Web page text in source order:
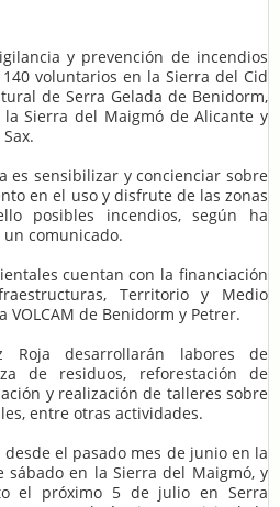
y prevención de incendios
voluntarios en la Sierra del Cid
de Serra Gelada de Benidorm,
Sierra del Maigmó de Alicante y
es sensibilizar y concienciar sobre
en el uso y disfrute de las zonas
posibles incendios, según ha
comunicado.
cuentan con la financiación
Territorio y Medio
VOLCAM de Benidorm y Petrer.
Roja desarrollarán labores de
de residuos, reforestación de
y realización de talleres sobre
entre otras actividades.
el pasado mes de junio en la
sábado en la Sierra del Maigmó, y
el próximo 5 de julio en Serra